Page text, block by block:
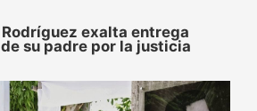
exalta entrega
su padre por la justicia